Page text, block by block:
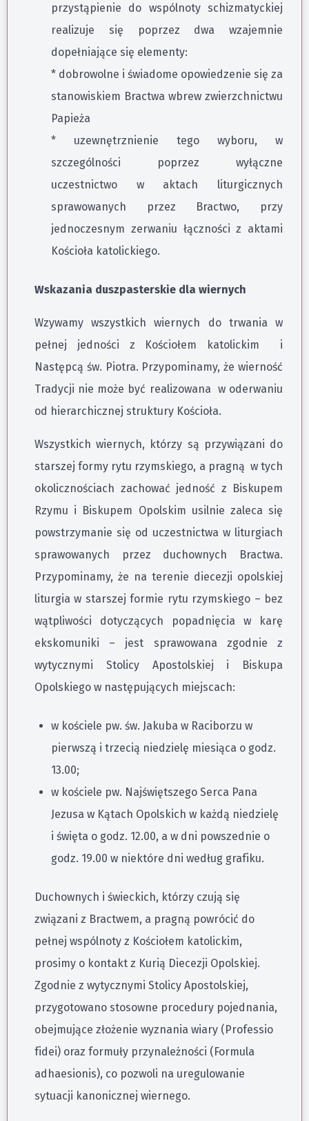
przystąpienie do wspólnoty schizmatyckiej
realizuje się poprzez dwa wzajemnie
dopełniające się elementy:
* dobrowolne i świadome opowiedzenie się za
stanowiskiem Bractwa wbrew zwierzchnictwu
Papieża
* uzewnętrznienie tego wyboru, w
szczególności poprzez wyłączne
uczestnictwo w aktach liturgicznych
sprawowanych przez Bractwo, przy
jednoczesnym zerwaniu łączności z aktami
Kościoła katolickiego.
Wskazania duszpasterskie dla wiernych
Wzywamy wszystkich wiernych do trwania w
pełnej jedności z Kościołem katolickim i
Następcą św. Piotra. Przypominamy, że wierność
Tradycji nie może być realizowana w oderwaniu
od hierarchicznej struktury Kościoła.
Wszystkich wiernych, którzy są przywiązani do
starszej formy rytu rzymskiego, a pragną w tych
okolicznościach zachować jedność z Biskupem
Rzymu i Biskupem Opolskim usilnie zaleca się
powstrzymanie się od uczestnictwa w liturgiach
sprawowanych przez duchownych Bractwa.
Przypominamy, że na terenie diecezji opolskiej
liturgia w starszej formie rytu rzymskiego – bez
wątpliwości dotyczących popadnięcia w karę
ekskomuniki – jest sprawowana zgodnie z
wytycznymi Stolicy Apostolskiej i Biskupa
Opolskiego w następujących miejscach:
w kościele pw. św. Jakuba w Raciborzu w
pierwszą i trzecią niedzielę miesiąca o godz.
13.00;
w kościele pw. Najświętszego Serca Pana
Jezusa w Kątach Opolskich w każdą niedzielę
i święta o godz. 12.00, a w dni powszednie o
godz. 19.00 w niektóre dni według grafiku.
Duchownych i świeckich, którzy czują się
związani z Bractwem, a pragną powrócić do
pełnej wspólnoty z Kościołem katolickim,
prosimy o kontakt z Kurią Diecezji Opolskiej.
Zgodnie z wytycznymi Stolicy Apostolskiej,
przygotowano stosowne procedury pojednania,
obejmujące złożenie wyznania wiary (Professio
fidei) oraz formuły przynależności (Formula
adhaesionis), co pozwoli na uregulowanie
sytuacji kanonicznej wiernego.